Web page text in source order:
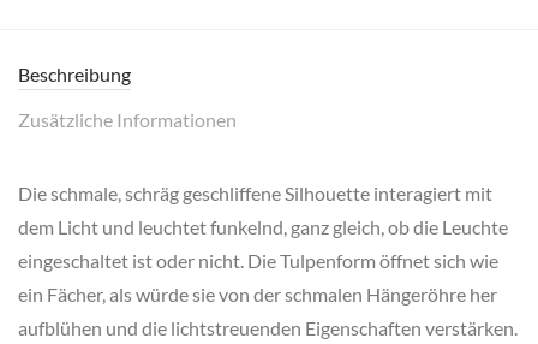
Beschreibung
Zusätzliche Informationen
Die schmale, schräg geschliffene Silhouette interagiert mit
dem Licht und leuchtet funkelnd, ganz gleich, ob die Leuchte
eingeschaltet ist oder nicht. Die Tulpenform öffnet sich wie
ein Fächer, als würde sie von der schmalen Hängeröhre her
aufblühen und die lichtstreuenden Eigenschaften verstärken.